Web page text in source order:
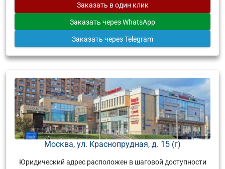
Заказать в один клик
Заказать через WhatsApp
Заказать через Telegram
Москва, ул. Краснопрудная, д. 15 (г)
Юридический адрес расположен в шаговой доступности